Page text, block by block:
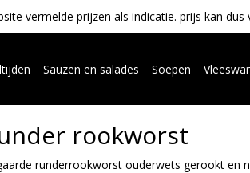
vermelde prijzen als indicatie. prijs kan dus
Sauzen en salades Soepen
rookworst
runderrookworst ouderwets gerookt en